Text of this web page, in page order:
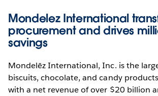
Mondelez International
procurement and drives
savings
Mondelēz International, Inc. is the
biscuits, chocolate, and candy
with a net revenue of over $20 billion